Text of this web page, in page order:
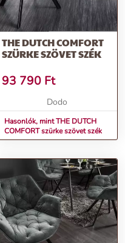
THE DUTCH COMFORT
SZÜRKE SZÖVET SZÉK
93 790 Ft
Dodo
Hasonlók, mint THE DUTCH
COMFORT szürke szövet szék